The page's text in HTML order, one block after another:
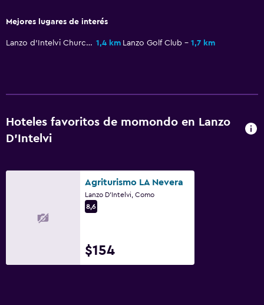
Mejores lugares de interés
Lanzo d'Intelvi Church 1,4 km Lanzo Golf Club 1,7 km
Hoteles favoritos de momondo en Lanzo
D'Intelvi
Agriturismo LA Nevera
Lanzo D'Intelvi, Como
8,6
$154